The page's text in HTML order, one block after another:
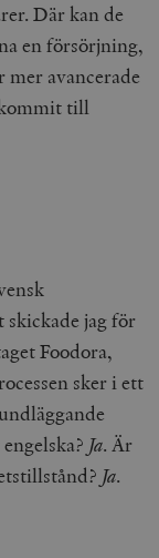
Där kan de
en försörjning,
avancerade
till
skickade jag för
Foodora,
sker i ett
Ja. Är
Ja.